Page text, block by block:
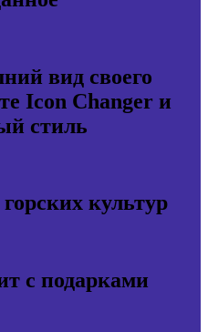
вид своего
Icon Changer и
стиль
культур
с подарками